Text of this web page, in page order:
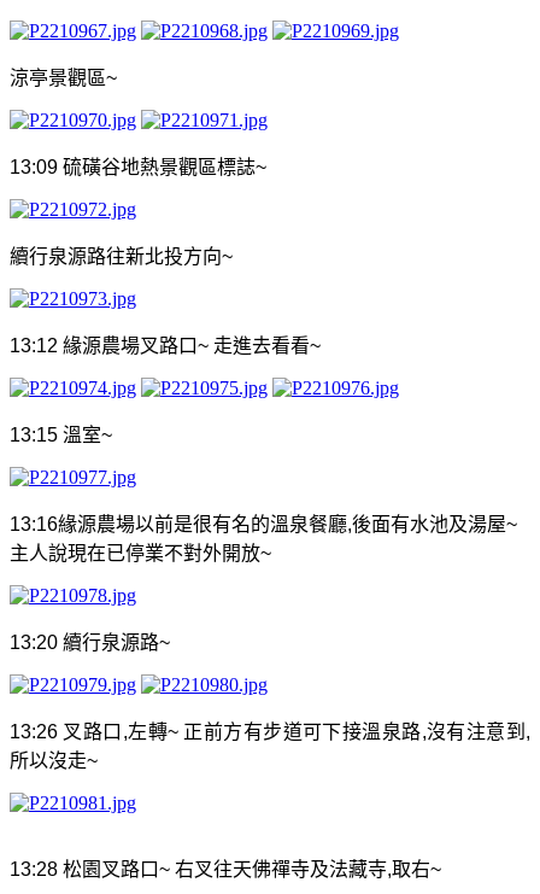
涼亭景觀區~
13:09 硫磺谷地熱景觀區標誌~
續行泉源路往新北投方向~
13:12 緣源農場叉路口~ 走進去看看~
13:15 溫室~
13:16緣源農場以前是很有名的溫泉餐廳,後面有水池及湯屋~
主人說現在已停業不對外開放~
13:20 續行泉源路~
13:26 叉路口 ,左轉~ 正前方有步道可下接溫泉路,沒有注意到 ,
所以沒走~
13:28 松園叉路口~ 右叉往天佛禪寺及法藏寺,取右~